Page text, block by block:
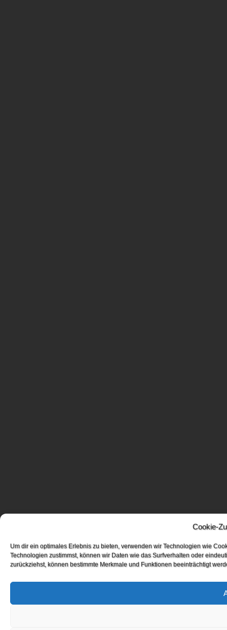
Cookie-
Um dir ein optimales Erlebnis zu bieten, verwenden wir Technologien wie
Technologien zustimmst, können wir Daten wie das Surfverhalten oder
zurückziehst, können bestimmte Merkmale und Funktionen beeinträchtigt